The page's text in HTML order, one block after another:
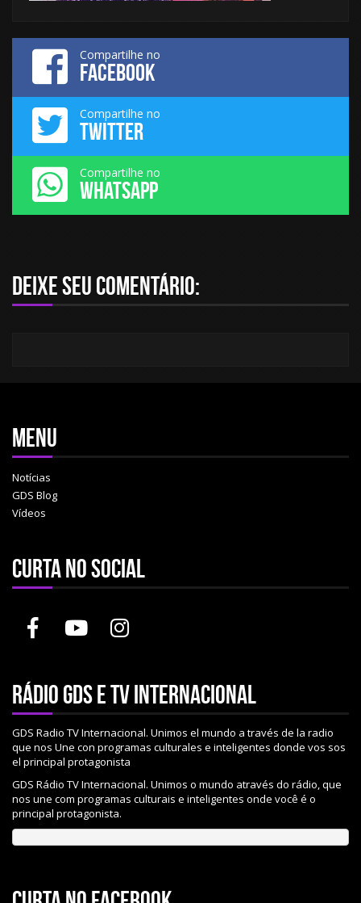
Compartilhe no
FACEBOOK
Compartilhe no
TWITTER
Compartilhe no
WHATSAPP
Deixe seu comentário:
Menu
Notícias
GDS Blog
Vídeos
Curta no social
Rádio gds e tv internacional
GDS Radio TV Internacional. Unimos el mundo a través de la radio
que nos Une con programas culturales e inteligentes donde vos sos
el principal protagonista
GDS Rádio TV Internacional. Unimos o mundo através do rádio, que
nos une com programas culturais e inteligentes onde você é o
principal protagonista.